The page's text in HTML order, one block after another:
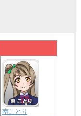
南ことり